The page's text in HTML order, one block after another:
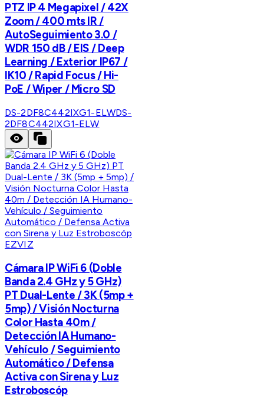
PTZ IP 4 Megapixel / 42X
Zoom / 400 mts IR /
AutoSeguimiento 3.0 /
WDR 150 dB / EIS / Deep
Learning / Exterior IP67 /
IK10 / Rapid Focus / Hi-
PoE / Wiper / Micro SD
DS-2DF8C442IXG1-ELWDS-
2DF8C442IXG1-ELW
EZVIZ
Cámara IP WiFi 6 (Doble
Banda 2.4 GHz y 5 GHz)
PT Dual-Lente / 3K (5mp +
5mp) / Visión Nocturna
Color Hasta 40m /
Detección IA Humano-
Vehículo / Seguimiento
Automático / Defensa
Activa con Sirena y Luz
Estroboscóp